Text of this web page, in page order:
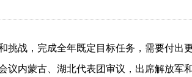
战，完成全年既定目标任务，需要付出
议内蒙古、湖北代表团审议，出席解放军